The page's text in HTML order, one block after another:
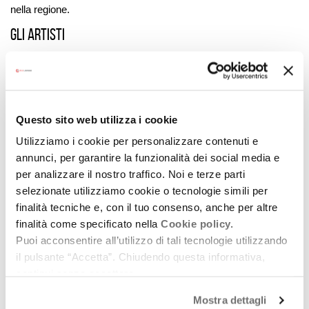
Questo sito web utilizza i cookie
Utilizziamo i cookie per personalizzare contenuti e
annunci, per garantire la funzionalità dei social media e
per analizzare il nostro traffico. Noi e terze parti
selezionate utilizziamo cookie o tecnologie simili per
finalità tecniche e, con il tuo consenso, anche per altre
finalità come specificato nella Cookie policy.
Puoi acconsentire all’utilizzo di tali tecnologie utilizzando
il pulsante “Accetta”. Chiudendo questa informativa,
Mostra dettagli
nella regione.
Gli Artisti
Alfio Antico, Altre di B, Beatrice Antolini, Clever Square,
Comaneci, Confusional Quartet, Don Antonio (Antonio
Inoki, John De Leo Jazzabilly Lovers, Joycut, Julie’s Haircut, La
Tagliata, Massimo Volume, Massimo Zamboni, Modena City
Ramblers, Moder, Murubutu, Musicaperbambini, Ofeliadorme,
Ooopopoioo (Vincenzo vasi, Valeria Sturba), Rares, Sid,
Skiantos+Nevruz, Teo Ciavarella, Tiziano Popoli
I Club
Torrione (Ferrara), Locomotiv (Bologna), Bronson (Ravenna),
Colombofili (Parma), Teatro Comunale di Bologna